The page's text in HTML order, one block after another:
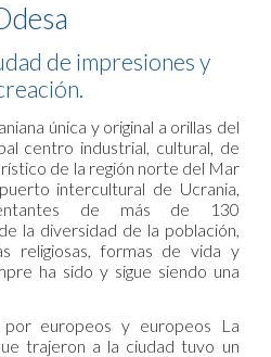
de impresiones y
única y original a orillas del
centro industrial, cultural, de
de la región norte del Mar
intercultural de Ucrania,
de más de 130
la diversidad de la población,
religiosas, formas de vida y
ha sido y sigue siendo una
europeos y europeos La
trajeron a la ciudad tuvo un